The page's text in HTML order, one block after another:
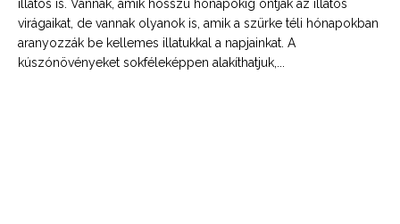
illatos is. Vannak, amik hosszú hónapokig ontják az illatos
virágaikat, de vannak olyanok is, amik a szürke téli hónapokban
aranyozzák be kellemes illatukkal a napjainkat. A
kúszónövényeket sokféleképpen alakíthatjuk,...